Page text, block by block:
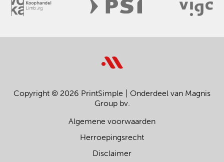
Copyright © 2026 PrintSimple
Onderdeel van Magnis
Group bv.
Algemene voorwaarden
Herroepingsrecht
Disclaimer